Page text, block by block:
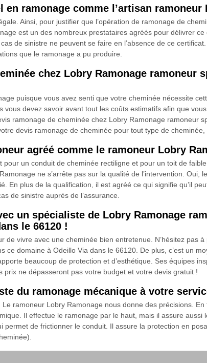
ramonage comme l’artisan ramoneur
Ainsi, pour justifier que l’opération de ramonage de
est un des nombreux prestataires agréés pour délivrer
de sinistre ne peuvent se faire en l’absence de ce
que le ramonage a pu produire.
chez Lobry Ramonage ramoneur
puisque vous avez senti que votre cheminée nécessite
devez savoir avant tout les coûts estimatifs afin que
ramonage de cheminée chez Lobry Ramonage ramoneur
devis ramonage de cheminée pour tout type de
agréé comme le ramoneur Lobry
un conduit de cheminée rectiligne et pour un toit de
ne s’arrête pas sur la qualité de l’intervention. Oui,
En plus de la qualification, il est agréé ce qui signifie qu’il
de sinistre auprès de l’assurance.
un spécialiste de Lobry Ramonage
le 66120 !
de vivre avec une cheminée bien entretenue. N’hésitez pas
ce domaine à Odeillo Via dans le 66120. De plus, c’est un
beaucoup de protection et d’esthétique. Ses équipes
ne dépasseront pas votre budget et votre devis gratuit !
du ramonage mécanique à votre
ramoneur Lobry Ramonage nous donne des précisions.
Il effectue le ramonage par le haut, mais il assure
de frictionner le conduit. Il assure la protection en